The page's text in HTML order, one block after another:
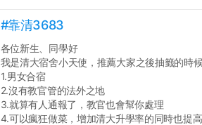
#靠清3683
各位新生、同學好
我是清大宿舍小天使，推薦大家之後抽籤的時
1.男女合宿
2.沒有教官管的法外之地
3.就算有人通報了，教官也會幫你處理
4.可以瘋狂做菜，增加清大升學率的同時也提